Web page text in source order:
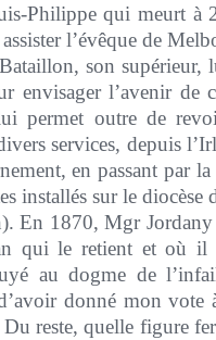
Philippe qui meurt
l’évêque de
son
envisager l’avenir
permet outre de
services, depuis
en passant par
installés sur le
En 1870, Mgr
qui le retient et où il
au dogme de
donné mon vote
reste, quelle figure